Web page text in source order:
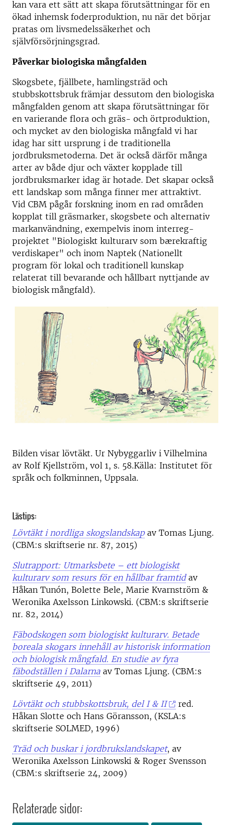
kan vara ett sätt att skapa förutsättningar för en
ökad inhemsk foderproduktion, nu när det börjar
pratas om livsmedelssäkerhet och
självförsörjningsgrad.
Påverkar biologiska mångfalden
Skogsbete, fjällbete, hamlingsträd och
stubbskottsbruk främjar dessutom den biologiska
mångfalden genom att skapa förutsättningar för
en varierande flora och gräs- och örtproduktion,
och mycket av den biologiska mångfald vi har
idag har sitt ursprung i de traditionella
jordbruksmetoderna. Det är också därför många
arter av både djur och växter kopplade till
jordbruksmarker idag är hotade. Det skapar också
ett landskap som många finner mer attraktivt.
Vid CBM pågår forskning inom en rad områden
kopplat till gräsmarker, skogsbete och alternativ
markanvändning, exempelvis inom interreg-
projektet "Biologiskt kulturarv som bærekraftig
verdiskaper" och inom Naptek (Nationellt
program för lokal och traditionell kunskap
relaterat till bevarande och hållbart nyttjande av
biologisk mångfald).
Bilden visar lövtäkt. Ur Nybyggarliv i Vilhelmina
av Rolf Kjellström, vol 1, s. 58.Källa: Institutet för
språk och folkminnen, Uppsala.
Lästips:
Lövtäkt i nordliga skogslandskapav Tomas Ljung.
(CBM:s skriftserie nr. 87, 2015)
Slutrapport: Utmarksbete – ett biologiskt
kulturarv som resurs för en hållbar framtidav
Håkan Tunón, Bolette Bele, Marie Kvarnström &
Weronika Axelsson Linkowski. (CBM:s skriftserie
nr. 82, 2014)
Fäbodskogen som biologiskt kulturarv. Betade
boreala skogars innehåll av historisk information
och biologisk mångfald. En studie av fyra
fäbodställen i Dalarna av Tomas Ljung. (CBM:s
skriftserie 49, 2011)
Lövtäkt och stubbskottsbruk, del I & II
red.
Håkan Slotte och Hans Göransson, (KSLA:s
skriftserie SOLMED, 1996)
Träd och buskar i jordbrukslandskapet, av
Weronika Axelsson Linkowski & Roger Svensson
(CBM:s skriftserie 24, 2009)
Relaterade sidor: